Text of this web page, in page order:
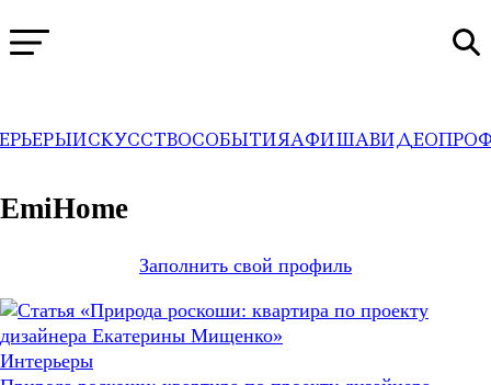
ИСКУССТВОСОБЫТИЯАФИШАВИДЕО
WA→Профили
EmiHome
Заполнить свой профиль
Интерьеры